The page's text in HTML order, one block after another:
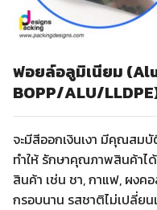
ฟอยล์อลูมิเนียม
BOPP/ALU/
จะมีสีออกเงินเงา มีคุณสม
ทำให้ รักษาคุณภาพสินค้าไ
สินค้า เช่น ชา, กาแฟ, ผงค
กรอบนาน รสชาติไม่เปลี่ย